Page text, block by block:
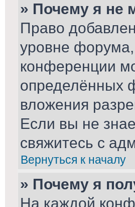
» Почему я не
Право
уровне форума,
конференции
определённых
вложения
Если вы не
свяжитесь с
Вернуться к началу
» Почему я
На каждой